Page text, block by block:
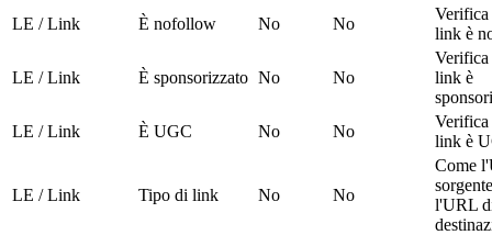
LE / Link
È nofollow No No
Verifica
link è
LE / Link È sponsorizzato No No
Verifica
link è
LE / Link
È UGC No No
Verifica
link è
LE / Link Tipo di link No No
Come
l'URL